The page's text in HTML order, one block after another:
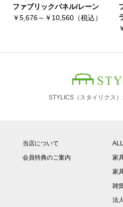
ファブリックパネル/レーン
￥5,676～￥10,560（税込）
STYLICS（スタイリクス
当店について
会員特典のご案内
家
家
雑
法